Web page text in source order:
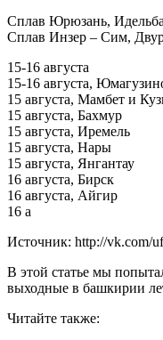
Сплав Юрюзань,
Сплав Инзер – Сим,
15-16 августа
15-16 августа,
15 августа, Мамбет и
15 августа, Бахмур
15 августа, Иремель
15 августа, Нары
15 августа, Янгантау
16 августа, Бирск
16 августа, Айгир
16 а
Источник: http://vk.com/
В этой статье мы
выходные в башкирии
Читайте также: